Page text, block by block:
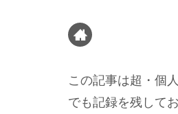
この記事は超・個
でも記録を残して